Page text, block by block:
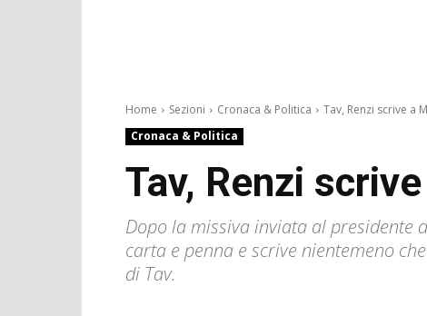
Home Sezioni Cronaca & Politica
Tav, Renzi scrive a
Cronaca & Politica
Tav, Renzi
Dopo la missiva inviata al presidente
carta e penna e scrive nientemeno
di Tav.